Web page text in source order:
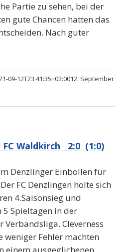
Partie zu sehen, bei der
gute Chancen hatten das
Nach guter
09-12T23:41:35+02:0012. September
FC Waldkirch 2:0 (1:0)
Denzlinger Einbollen für
FC Denzlingen holte sich
4.Saisonsieg und
Spieltagen in der
Cleverness
weniger Fehler machten